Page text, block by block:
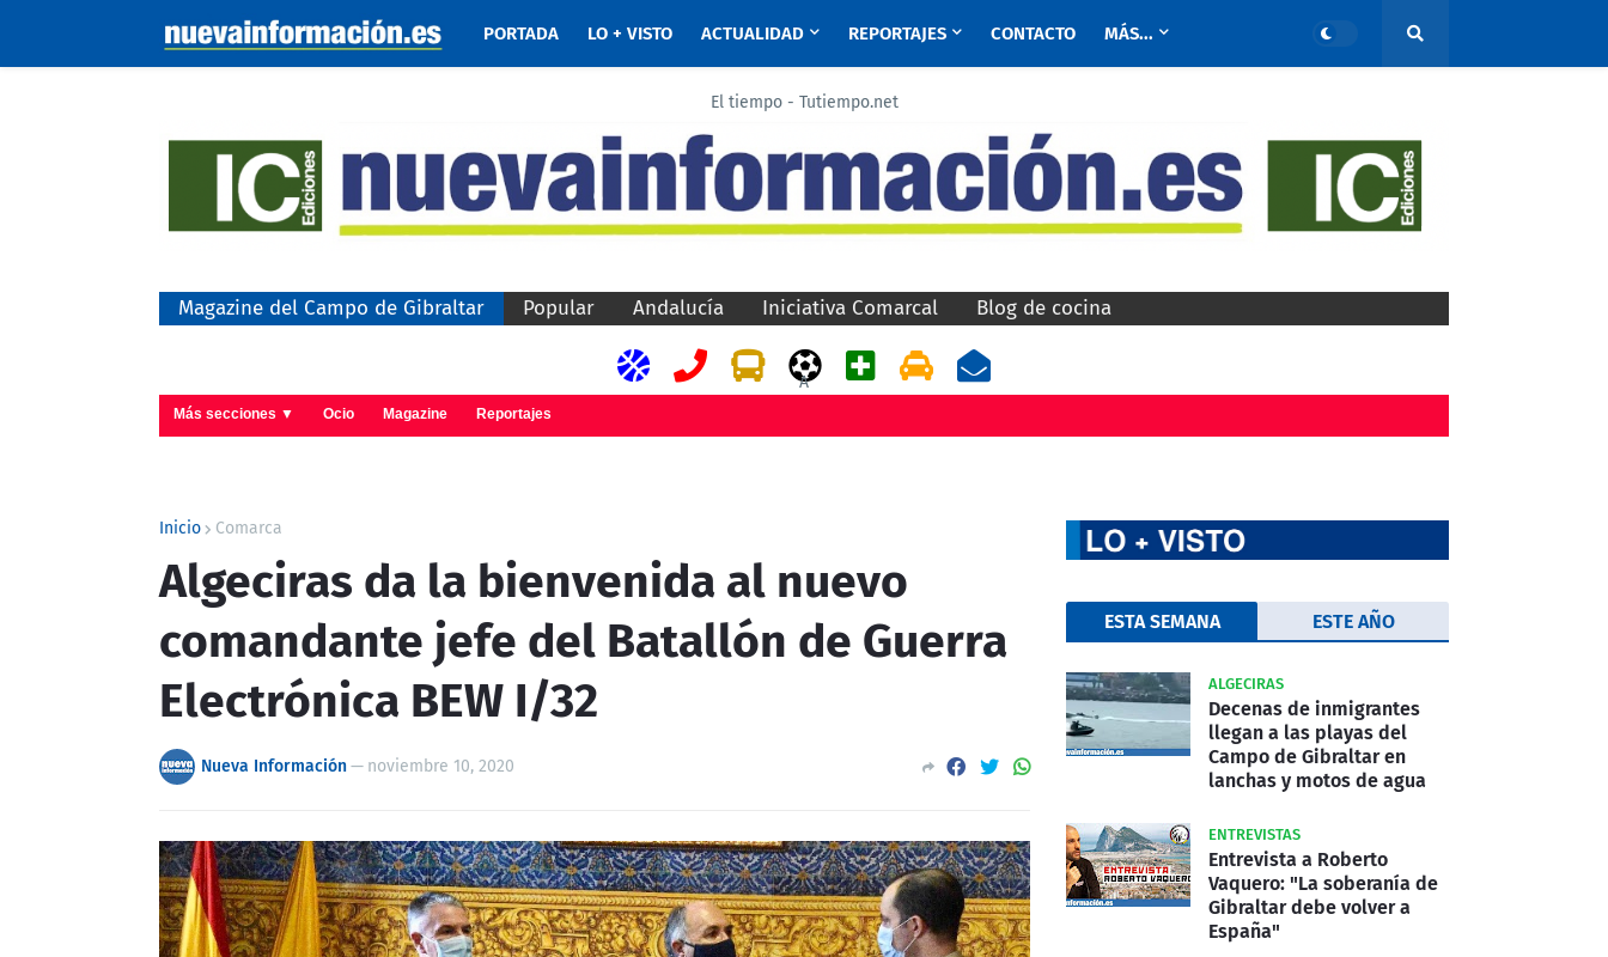
PORTADA LO + VISTO ACTUALIDAD REPORTAJES CONTACTO MÁS...
El tiempo - Tutiempo.net
Magazine del Campo de Gibraltar Popular Andalucía Iniciativa Comarcal Blog de cocina
A
Más secciones ▼ Ocio Magazine Reportajes
Inicio Comarca
Algeciras da la bienvenida al nuevo
comandante jefe del Batallón de Guerra
Electrónica BEW I/32
Nueva Información— noviembre 10, 2020
ESTA SEMANA ESTE AÑO
ALGECIRAS
Decenas de inmigrantes
llegan a las playas del
Campo de Gibraltar en
lanchas y motos de agua
ENTREVISTAS
Entrevista a Roberto
Vaquero: "La soberanía de
Gibraltar debe volver a
España"